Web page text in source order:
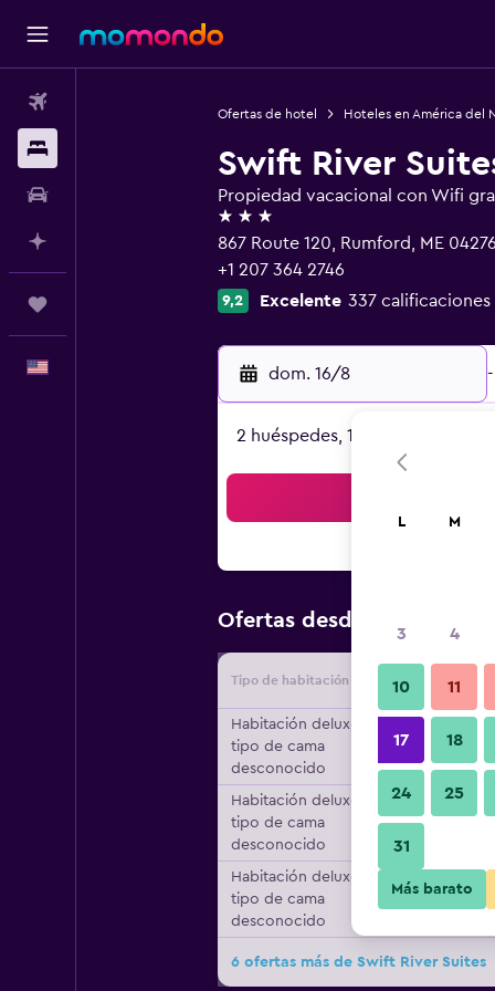
Ofertas de hotel Hoteles en América del
Swift River
Propiedad vacacional con Wifi
3 estrellas
867 Route 120, Rumford, ME
+1 207 364 2746
9,2 Excelente 337
dom. 16/8 -
2 huéspedes, 1 habitación
Ofertas desde
Tipo de habitación
Habitación deluxe,
tipo de cama
desconocido
Habitación deluxe,
tipo de cama
desconocido
Habitación deluxe,
tipo de cama
desconocido
6 ofertas más de Swift River Suites
L M
3 4
10 11
17 18
24 25
31
Más barato